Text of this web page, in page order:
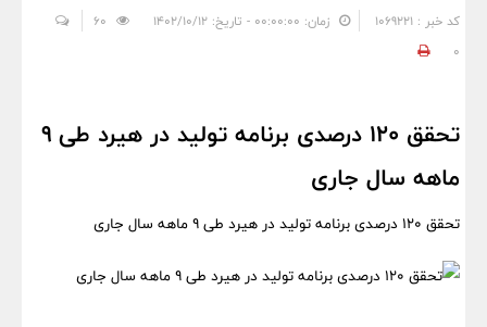
کد خبر : 1069221 زمان: ۰۰:۰۰:۰۰ - تاریخ: ۱۴۰۲/۱۰/۱۲
0
تحقق ۱۲۰ درصدی برنامه تولید در هیرد طی ۹
ماهه سال جاری
تحقق ۱۲۰ درصدی برنامه تولید در هیرد طی ۹ ماهه سال جاری